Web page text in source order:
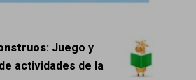
: Juego y
actividades de la